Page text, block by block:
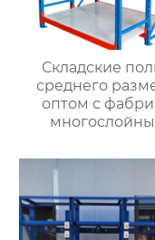
Складские
среднего
оптом с
стеллажи
полки оптом с
магазинов